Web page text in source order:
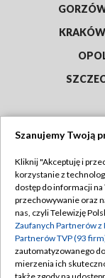
KRAKÓW
Abonament
Emisja w TVP
Centrum
Naziemna
Szanujemy Twoją
Kliknij "Akceptuję i
korzystanie z
dostęp do informacji
przechowywanie oraz
nas, czyli Telewizję
Zaufanych Partnerów z
Partnerów TVP (93
zautomatyzowanego
mierzenia ich